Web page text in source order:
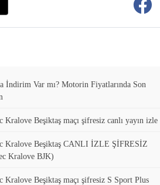
İndirim Var mı? Motorin Fiyatlarında Son
Kralove Beşiktaş maçı şifresiz canlı yayın izle
Kralove Beşiktaş CANLI İZLE ŞİFRESİZ
Kralove BJK)
Kralove Beşiktaş maçı şifresiz S Sport Plus